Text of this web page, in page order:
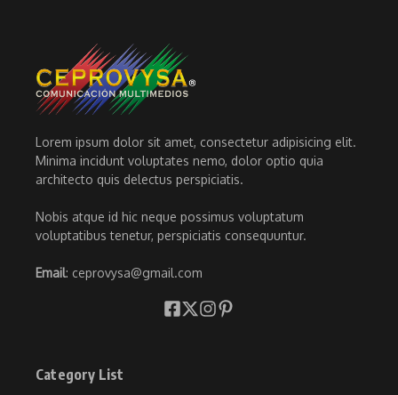
Lorem ipsum dolor sit amet, consectetur adipisicing elit.
Minima incidunt voluptates nemo, dolor optio quia
architecto quis delectus perspiciatis.
Nobis atque id hic neque possimus voluptatum
voluptatibus tenetur, perspiciatis consequuntur.
Email: ceprovysa@gmail.com
Category List